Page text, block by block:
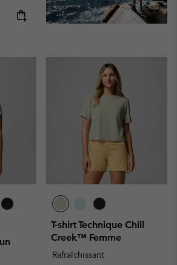
sale price:
Regular price:
T-shirt Technique Chill
Creek™ Femme
Rafraîchissant